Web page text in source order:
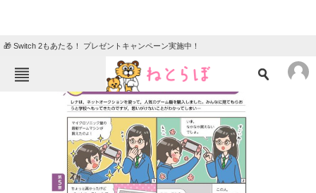
🎁 Switch 2もあたる！ プレゼントキャンペーン実施中！
ねとらぼメニュー
ニュース
クイズ
地域